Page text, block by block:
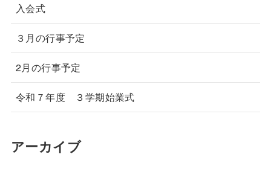
入会式
３月の行事予定
2月の行事予定
令和７年度 ３学期始業式
アーカイブ